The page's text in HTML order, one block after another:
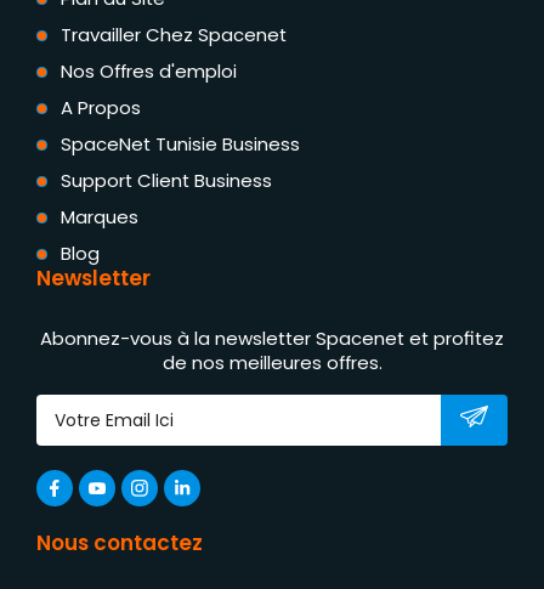
Travailler Chez Spacenet
Nos Offres d'emploi
A Propos
SpaceNet Tunisie Business
Support Client Business
Marques
Blog
Newsletter
Abonnez-vous à la newsletter Spacenet et profitez
de nos meilleures offres.
Nous contactez